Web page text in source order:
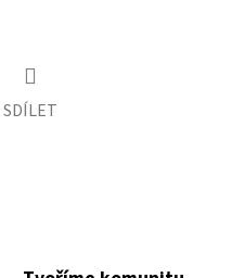
SDÍLET